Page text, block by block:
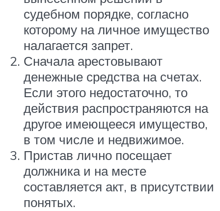
судебном порядке, согласно
которому на личное имущество
налагается запрет.
Сначала арестовывают
денежные средства на счетах.
Если этого недостаточно, то
действия распространяются на
другое имеющееся имущество,
в том числе и недвижимое.
Пристав лично посещает
должника и на месте
составляется акт, в присутствии
понятых.